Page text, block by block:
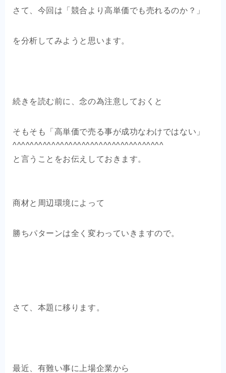
さて、今回は「競合より高単価でも売れるのか？」
を分析してみようと思います。
続きを読む前に、念の為注意しておくと
そもそも「高単価で売る事が成功なわけではない」
^^^^^^^^^^^^^^^^^^^^^^^^^^^^^^^^^^^
と言うことをお伝えしておきます。
商材と周辺環境によって
勝ちパターンは全く変わっていきますので。
さて、本題に移ります。
最近、有難い事に上場企業から